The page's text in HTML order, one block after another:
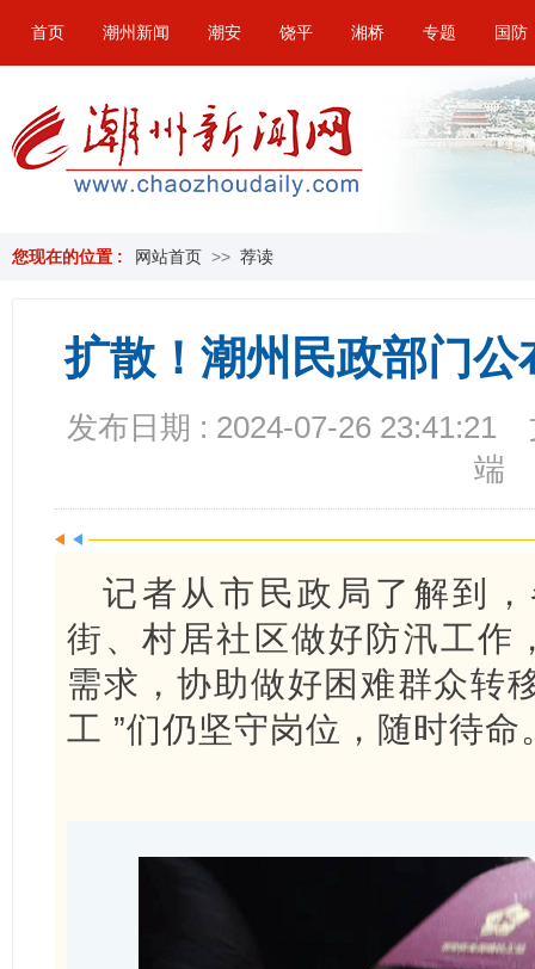
首页 潮州新闻 潮安 饶平 湘桥 专题 国防
您现在的位置 : 网站首页 >> 荐读
扩散！潮州民政部门
发布日期 : 2024-07-26 23:41:21
端
记者从市民政局了解到
街、村居社区做好防汛工作
需求，协助做好困难群众转
工 ”们仍坚守岗位，随时待命